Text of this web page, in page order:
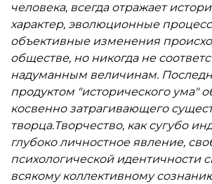
человека, всегда отражает
характер, эволюционные
объективные изменения
обществе, но никогда не
надуманным величинам.
продуктом "исторического ума"
косвенно затрагивающего
творца.Творчество, как сугубо
глубоко личностное явление,
психологической идентичности
всякому коллективному